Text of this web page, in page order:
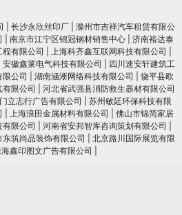
长沙永欣丝印厂
滁州市吉祥汽车租赁有限公
南京市江宁区锦冠钢材销售中心
济南裕达泰
有限公司 上海科齐鑫互联网科技有限公司
安徽鑫莱电气科技有限公司
四川速安轩建筑工
公司 湖南涵淅网络科技有限公司
饶平县欧
限公司
河北省武强县消防救生器材有限公司
立志行广告有限公司
苏州敏廷环保科技有限
上海浪田金属材料有限公司
佛山市锦简家居
有限公司 河南省安邦智库咨询策划有限公司
东筑尚品装饰有限公司
北京路川国际展览有限
鑫印图文广告有限公司